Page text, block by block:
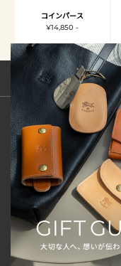
コインパース
¥14,850 -
新規会員登録
ご利用ガイド
特定商取引法
お問い合わせ
販売スタッフ中途採用